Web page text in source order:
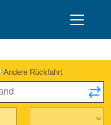
Andere Rückfahrt